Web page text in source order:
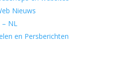
Nieuws
– NL
en Persberichten